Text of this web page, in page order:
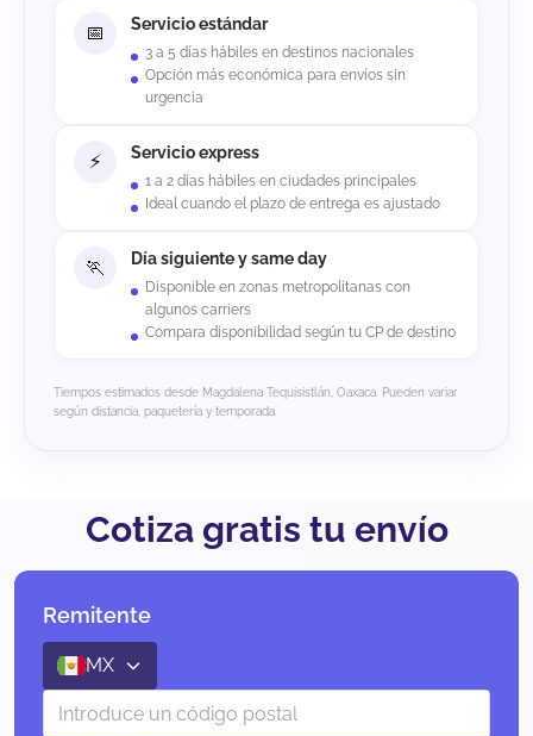
Servicio estándar
3 a 5 días hábiles en destinos nacionales
Opción más económica para envíos sin
urgencia
Servicio express
1 a 2 días hábiles en ciudades principales
Ideal cuando el plazo de entrega es ajustado
Día siguiente y same day
Disponible en zonas metropolitanas con
algunos carriers
Compara disponibilidad según tu CP de destino
Tiempos estimados desde Magdalena Tequisistlán, Oaxaca. Pueden variar
según distancia, paquetería y temporada.
Cotiza gratis tu envío
Remitente
MX